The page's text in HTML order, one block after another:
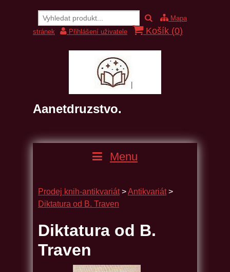
Mapa
stránek
Přihlášení uživatele Košík (0)
Aanetdruzstvo.
Menu
Prodej knih-antikvariát >Antikvariát >
Diktatura od B. Traven
Diktatura od B.
Traven